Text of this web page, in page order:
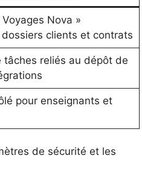
Nova »
clients et contrats
tâches reliés au dépôt de
pour enseignants et
de sécurité et les